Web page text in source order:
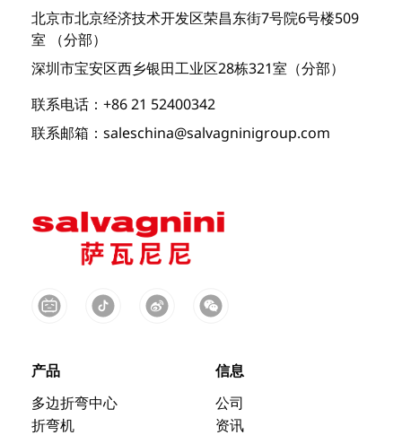
北京市北京经济技术开发区荣昌东街7号院6号楼509
室 （分部）
深圳市宝安区西乡银田工业区28栋321室（分部）
联系电话：+86 21 52400342
联系邮箱：saleschina@salvagninigroup.com
产品
多边折弯中心
折弯机
信息
公司
资讯